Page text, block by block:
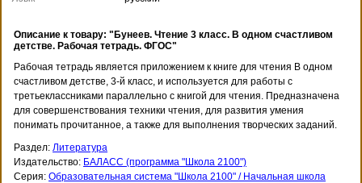
Описание к товару: "Бунеев. Чтение 3 класс. В одном счастливом
детстве. Рабочая тетрадь. ФГОС"
Рабочая тетрадь является приложением к книге для чтения В одном
счастливом детстве, 3-й класс, и используется для работы с
третьеклассниками параллельно с книгой для чтения. Предназначена
для совершенствования техники чтения, для развития умения
понимать прочитанное, а также для выполнения творческих заданий.
Раздел: Литература
Издательство: БАЛАСС (программа "Школа 2100")
Серия: Образовательная система "Школа 2100" / Начальная школа